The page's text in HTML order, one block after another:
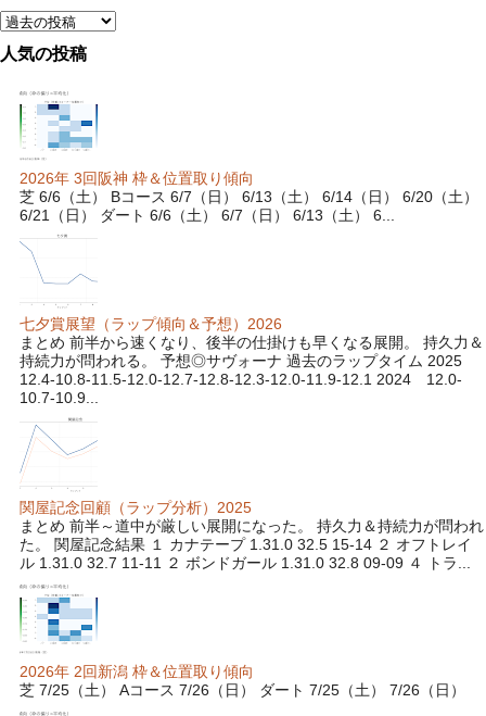
人気の投稿
2026年 3回阪神 枠＆位置取り傾向
芝 6/6（土） Bコース 6/7（日） 6/13（土） 6/14（日） 6/20（土）
6/21（日） ダート 6/6（土） 6/7（日） 6/13（土） 6...
七夕賞展望（ラップ傾向＆予想）2026
まとめ 前半から速くなり、後半の仕掛けも早くなる展開。 持久力＆
持続力が問われる。 予想◎サヴォーナ 過去のラップタイム 2025
12.4-10.8-11.5-12.0-12.7-12.8-12.3-12.0-11.9-12.1 2024 12.0-
10.7-10.9...
関屋記念回顧（ラップ分析）2025
まとめ 前半～道中が厳しい展開になった。 持久力＆持続力が問われ
た。 関屋記念結果 １ カナテープ 1.31.0 32.5 15-14 ２ オフトレイ
ル 1.31.0 32.7 11-11 ２ ボンドガール 1.31.0 32.8 09-09 ４ トラ...
2026年 2回新潟 枠＆位置取り傾向
芝 7/25（土） Aコース 7/26（日） ダート 7/25（土） 7/26（日）